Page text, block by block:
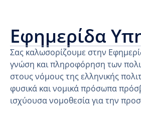
Εφημερίδα
Σας καλωσορίζουμε στην
γνώση και πληροφόρηση των
στους νόμους της ελληνικής
φυσικά και νομικά πρόσωπα
ισχύουσα νομοθεσία για την